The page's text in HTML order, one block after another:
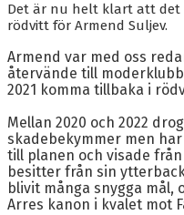
KALENDER
VÅRA LAG/TRÄNARE
GAMLA AIK
Det är nu helt klart att
rödvitt för Armend Suljev.
Armend var med oss
återvände till
2021 komma tillbaka i
Mellan 2020 och 2022
skadebekymmer men
till planen och visade
besitter från sin
blivit många snygga mål,
Arres kanon i kvalet mot